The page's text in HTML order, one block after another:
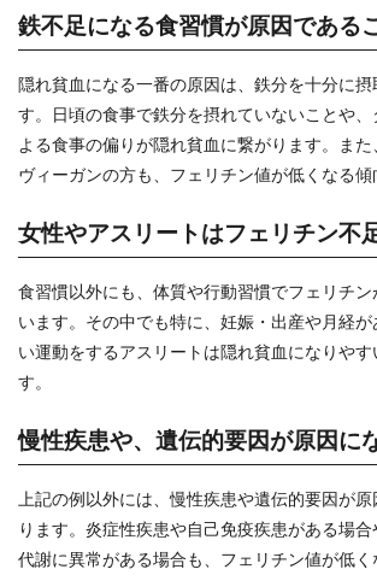
鉄不足になる食習慣が原因である
隠れ貧血になる一番の原因は、鉄分を十分に
す。日頃の食事で鉄分を摂れていないことや、
よる食事の偏りが隠れ貧血に繋がります。ま
ヴィーガンの方も、フェリチン値が低くなる傾
女性やアスリートはフェリチン不
食習慣以外にも、体質や行動習慣でフェリチ
います。その中でも特に、妊娠・出産や月経が
い運動をするアスリートは隠れ貧血になりやす
す。
慢性疾患や、遺伝的要因が原因に
上記の例以外には、慢性疾患や遺伝的要因が
ります。炎症性疾患や自己免疫疾患がある場
代謝に異常がある場合も、フェリチン値が低く